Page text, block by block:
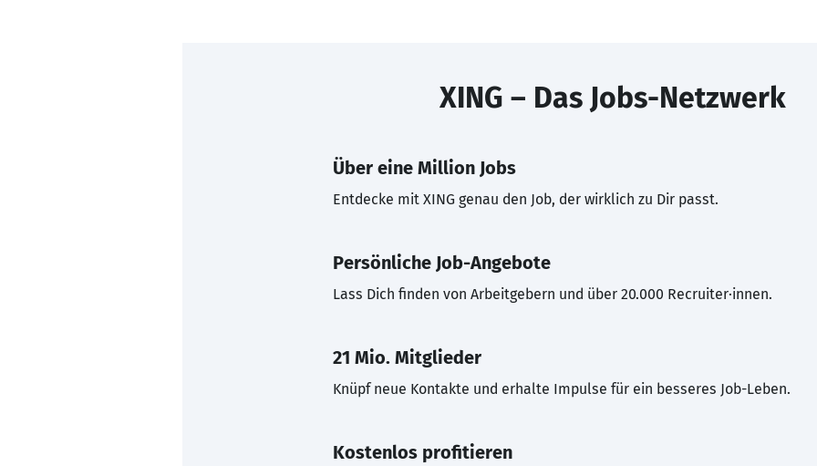
XING – Das Jobs-Netzwerk
Über eine Million Jobs
Entdecke mit XING genau den Job, der wirklich zu Dir passt.
Persönliche Job-Angebote
Lass Dich finden von Arbeitgebern und über 20.000 Recruiter·innen.
21 Mio. Mitglieder
Knüpf neue Kontakte und erhalte Impulse für ein besseres Job-Leben.
Kostenlos profitieren